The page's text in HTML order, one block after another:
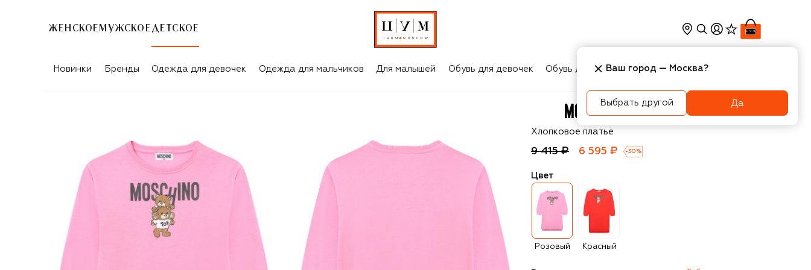
ЖЕНСКОЕ МУЖСКОЕ ДЕТСКОЕ
Новинки Бренды Одежда для девочек Одежда для мальчиков Для малышей Обувь для девочек Обувь для мальчиков Игрушки Аксесcуары
Moschino
Хлопковое платье
9 415 ₽ 6 595 ₽ -30 %
Цвет
Розовый Красный
Ваш город — Москва?
Выбрать другой Да